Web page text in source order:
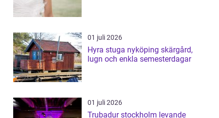
01 juli 2026
Hyra stuga nyköping skärgård,
lugn och enkla semesterdagar
01 juli 2026
Trubadur stockholm levande